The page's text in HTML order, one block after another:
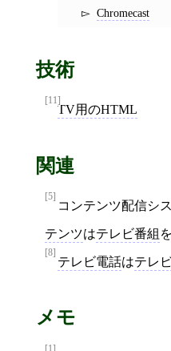
Chromecast
技術
[11]
TV用のHTML
関連
[5]
コンテンツ配信シ
テンツはテレビ番組
[8]
テレビ電話はテレ
メモ
[1]